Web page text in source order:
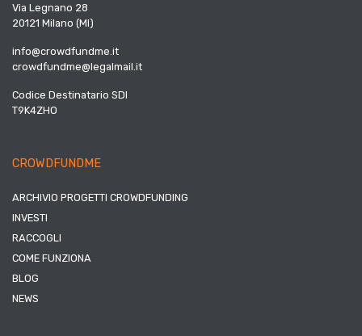
Via Legnano 28
20121 Milano (MI)
info@crowdfundme.it
crowdfundme@legalmail.it
Codice Destinatario SDI
T9K4ZHO
CROWDFUNDME
ARCHIVIO PROGETTI CROWDFUNDING
INVESTI
RACCOGLI
COME FUNZIONA
BLOG
NEWS